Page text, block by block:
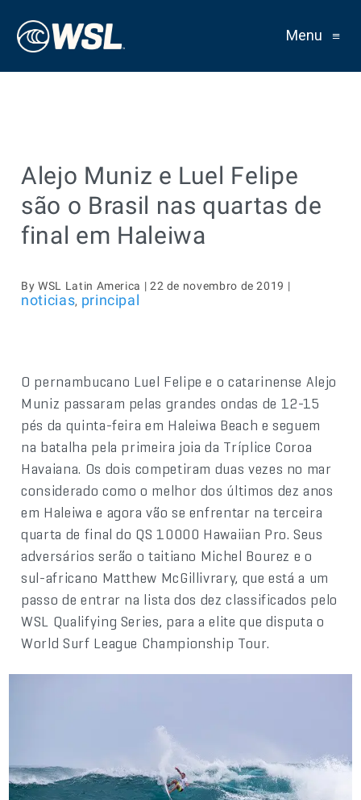
Menu ≡
Alejo Muniz e Luel Felipe
são o Brasil nas quartas de
final em Haleiwa
By WSL Latin America | 22 de novembro de 2019 |
noticias, principal
O pernambucano Luel Felipe e o catarinense Alejo
Muniz passaram pelas grandes ondas de 12-15
pés da quinta-feira em Haleiwa Beach e seguem
na batalha pela primeira joia da Tríplice Coroa
Havaiana. Os dois competiram duas vezes no mar
considerado como o melhor dos últimos dez anos
em Haleiwa e agora vão se enfrentar na terceira
quarta de final do QS 10000 Hawaiian Pro. Seus
adversários serão o taitiano Michel Bourez e o
sul-africano Matthew McGillivrary, que está a um
passo de entrar na lista dos dez classificados pelo
WSL Qualifying Series, para a elite que disputa o
World Surf League Championship Tour.